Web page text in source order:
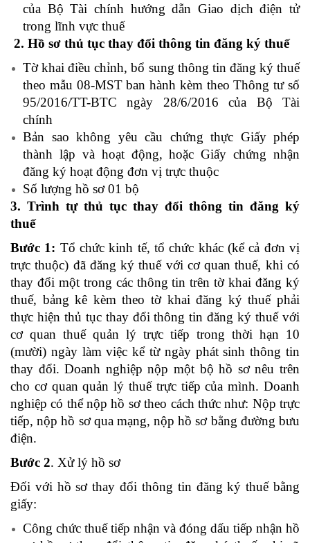
của Bộ Tài chính hướng dẫn Giao dịch điện tử
trong lĩnh vực thuế
2. Hồ sơ thủ tục thay đổi thông tin đăng ký thuế
Tờ khai điều chỉnh, bổ sung thông tin đăng ký thuế
theo mẫu 08-MST ban hành kèm theo Thông tư số
95/2016/TT-BTC ngày 28/6/2016 của Bộ Tài
chính
Bản sao không yêu cầu chứng thực Giấy phép
thành lập và hoạt động, hoặc Giấy chứng nhận
đăng ký hoạt động đơn vị trực thuộc
Số lượng hồ sơ 01 bộ
3. Trình tự thủ tục thay đổi thông tin đăng ký
thuế
Bước 1: Tổ chức kinh tế, tổ chức khác (kể cả đơn vị
trực thuộc) đã đăng ký thuế với cơ quan thuế, khi có
thay đổi một trong các thông tin trên tờ khai đăng ký
thuế, bảng kê kèm theo tờ khai đăng ký thuế phải
thực hiện thủ tục thay đổi thông tin đăng ký thuế với
cơ quan thuế quản lý trực tiếp trong thời hạn 10
(mười) ngày làm việc kể từ ngày phát sinh thông tin
thay đổi. Doanh nghiệp nộp một bộ hồ sơ nêu trên
cho cơ quan quản lý thuế trực tiếp của mình. Doanh
nghiệp có thể nộp hồ sơ theo cách thức như: Nộp trực
tiếp, nộp hồ sơ qua mạng, nộp hồ sơ bằng đường bưu
điện.
Bước 2. Xử lý hồ sơ
Đối với hồ sơ thay đổi thông tin đăng ký thuế bằng
giấy:
Công chức thuế tiếp nhận và đóng dấu tiếp nhận hồ